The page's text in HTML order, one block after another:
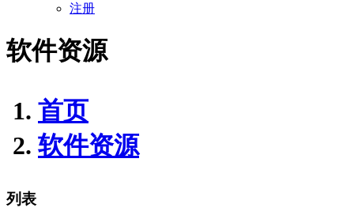
注册
软件资源
首页
软件资源
列表